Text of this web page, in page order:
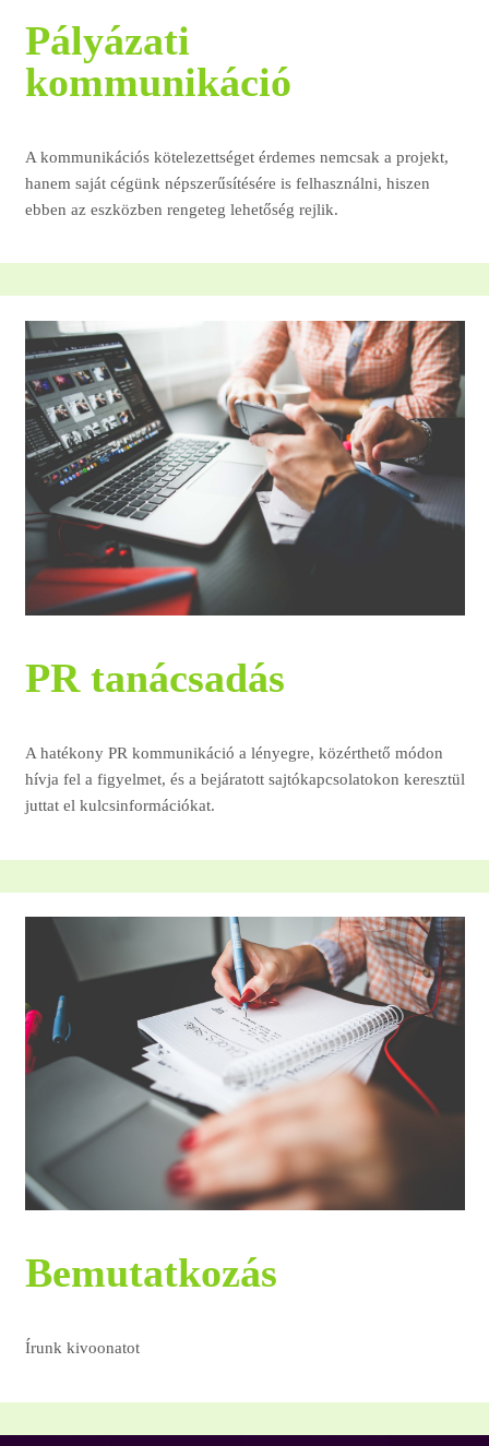
Pályázati
kommunikáció
A kommunikációs kötelezettséget érdemes nemcsak a projekt,
hanem saját cégünk népszerűsítésére is felhasználni, hiszen
ebben az eszközben rengeteg lehetőség rejlik.
PR tanácsadás
A hatékony PR kommunikáció a lényegre, közérthető módon
hívja fel a figyelmet, és a bejáratott sajtókapcsolatokon keresztül
juttat el kulcsinformációkat.
Bemutatkozás
Írunk kivoonatot